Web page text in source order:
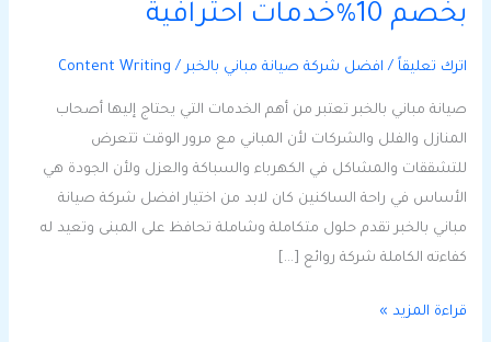
بخصم 10%خدمات احترافية
اترك تعليقاً / افضل شركة صيانة مباني بالخبر/
Content Writing
صيانة مباني بالخبر تعتبر من أهم الخدمات التي يحتاج إليها أصحاب
المنازل والفلل والشركات لأن المباني مع مرور الوقت تتعرض
للتشققات والمشاكل في الكهرباء والسباكة والعزل ولأن الجودة هي
الأساس في راحة الساكنين كان لابد من اختيار افضل شركة صيانة
مباني بالخبر تقدم حلول متكاملة وشاملة تحافظ على المبنى وتعيد له
كفاءته الكاملة شركة روائع […]
قراءة المزيد »